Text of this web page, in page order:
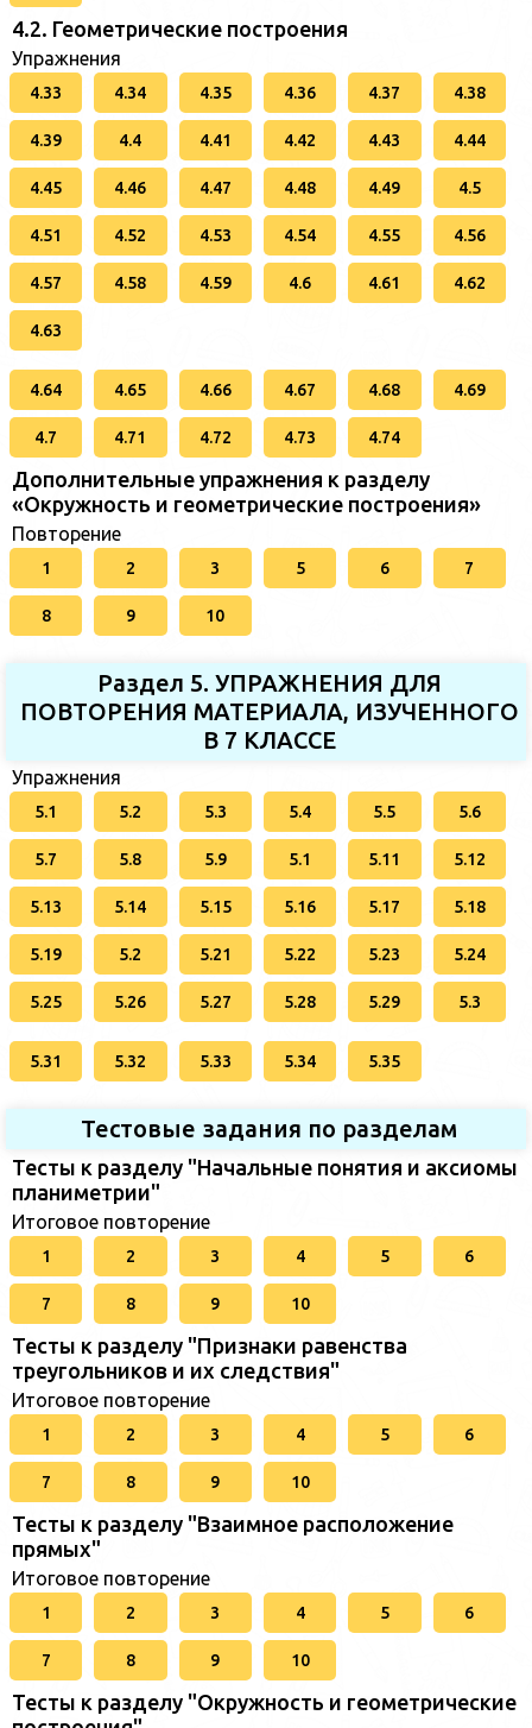
4.2. Геометрические построения
Упражнения
4.33 4.34 4.35 4.36 4.37 4.38
4.39 4.4 4.41 4.42 4.43 4.44
4.45 4.46 4.47 4.48 4.49 4.5
4.51 4.52 4.53 4.54 4.55 4.56
4.57 4.58 4.59 4.6 4.61 4.62
4.63
4.64 4.65 4.66 4.67 4.68 4.69
4.7 4.71 4.72 4.73 4.74
Дополнительные упражнения к разделу
«Окружность и геометрические построения»
Повторение
1 2 3 5 6 7
8 9 10
Раздел 5. УПРАЖНЕНИЯ ДЛЯ
ПОВТОРЕНИЯ МАТЕРИАЛА, ИЗУЧЕННОГО
В 7 КЛАССЕ
Упражнения
5.1 5.2 5.3 5.4 5.5 5.6
5.7 5.8 5.9 5.1 5.11 5.12
5.13 5.14 5.15 5.16 5.17 5.18
5.19 5.2 5.21 5.22 5.23 5.24
5.25 5.26 5.27 5.28 5.29 5.3
5.31 5.32 5.33 5.34 5.35
Тестовые задания по разделам
Тесты к разделу "Начальные понятия и аксиомы
планиметрии"
Итоговое повторение
1 2 3 4 5 6
7 8 9 10
Тесты к разделу "Признаки равенства
треугольников и их следствия"
Итоговое повторение
1 2 3 4 5 6
7 8 9 10
Тесты к разделу "Взаимное расположение
прямых"
Итоговое повторение
1 2 3 4 5 6
7 8 9 10
Тесты к разделу "Окружность и геометрические